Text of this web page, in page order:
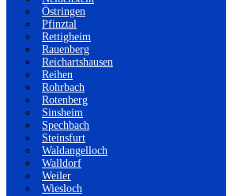
Östringen
Pfinztal
Rettigheim
Rauenberg
Reichartshausen
Reihen
Rohrbach
Rotenberg
Sinsheim
Spechbach
Steinsfurt
Waldangelloch
Walldorf
Weiler
Wiesloch